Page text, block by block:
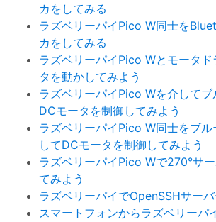
カをしてみる
ラズベリーパイPico W同士を
カをしてみる
ラズベリーパイPico Wとモータ
タを動かしてみよう
ラズベリーパイPico Wを介して
DCモータを制御してみよう
ラズベリーパイPico W同士をブ
してDCモータを制御してみよう
ラズベリーパイPico Wで270°サ
てみよう
ラズベリーパイでOpenSSHサー
スマートフォンからラズベリーパ